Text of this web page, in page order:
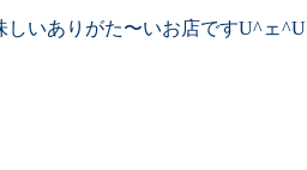
しいありがた〜いお店ですU^ェ^U